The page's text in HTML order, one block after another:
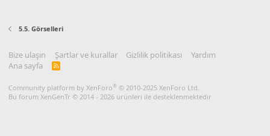
5.5. Görselleri
Bize ulaşın Şartlar ve kurallar Gizlilik politikası
Yardım
Ana sayfa
R
Community platform by XenForo® © 2010-2025 XenForo Ltd.
Bu forum XenGenTr © 2014 - 2026 ürünleri ile desteklenmektedir